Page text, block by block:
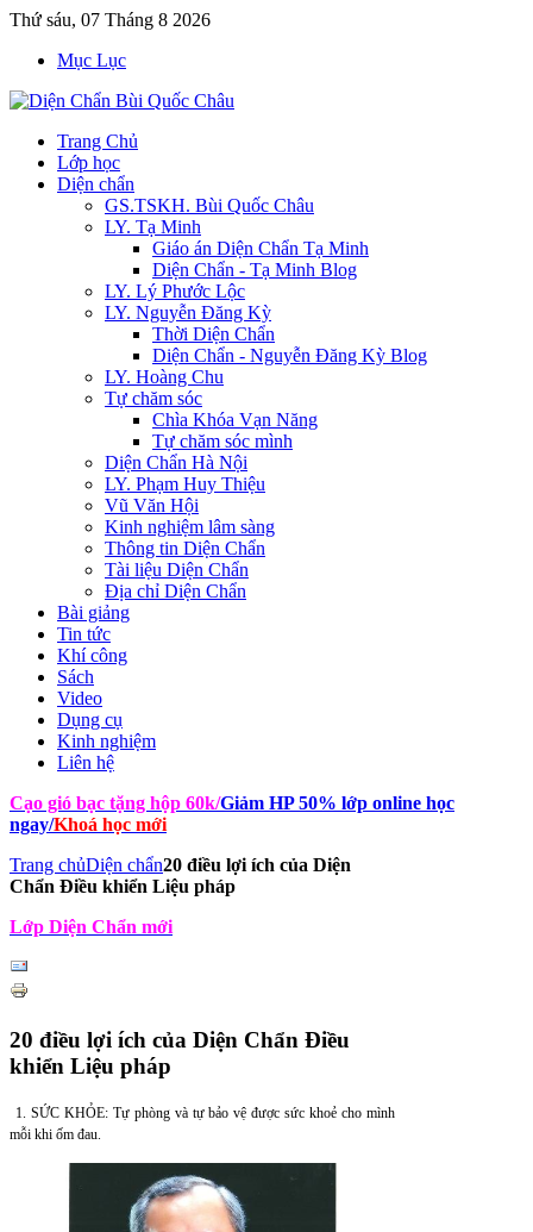
Thứ sáu, 07 Tháng 8 2026
Mục Lục
Trang Chủ
Lớp học
Diện chẩn
GS.TSKH. Bùi Quốc Châu
LY. Tạ Minh
Giáo án Diện Chẩn Tạ Minh
Diện Chẩn - Tạ Minh Blog
LY. Lý Phước Lộc
LY. Nguyễn Đăng Kỳ
Thời Diện Chẩn
Diện Chẩn - Nguyễn Đăng Kỳ Blog
LY. Hoàng Chu
Tự chăm sóc
Chìa Khóa Vạn Năng
Tự chăm sóc mình
Diện Chẩn Hà Nội
LY. Phạm Huy Thiệu
Vũ Văn Hội
Kinh nghiệm lâm sàng
Thông tin Diện Chẩn
Tài liệu Diện Chẩn
Địa chỉ Diện Chẩn
Bài giảng
Tin tức
Khí công
Sách
Video
Dụng cụ
Kinh nghiệm
Liên hệ
Cạo gió bạc tặng hộp 60k/Giảm HP 50% lớp online học
ngay/Khoá học mới
Trang chủDiện chẩn20 điều lợi ích của Diện
Chẩn Điều khiển Liệu pháp
Lớp Diện Chẩn mới
20 điều lợi ích của Diện Chẩn Điều
khiển Liệu pháp
1. SỨC KHỎE: Tự phòng và tự bảo vệ được sức khoẻ cho mình
mỗi khi ốm đau.